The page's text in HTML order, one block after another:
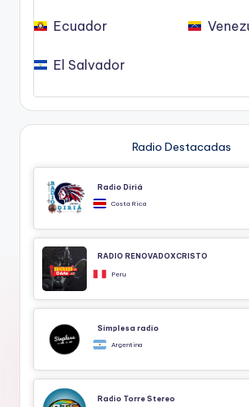
Ecuador
El Salvador
Radio Destacadas
Radio Diriá
Costa Rica
RADIO RENOVADOXCRISTO
Peru
Simplesa radio
Argentina
Radio Torre Stereo